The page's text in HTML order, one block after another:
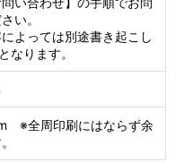
い。
よっては別途書き起こし
なります。
※全周印刷にはならず余